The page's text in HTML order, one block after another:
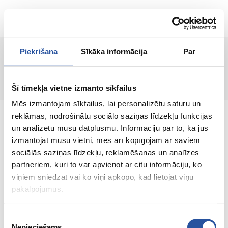
Piekrišana Sīkāka informācija Par
Šī tīmekļa vietne izmanto sīkfailus
Mēs izmantojam sīkfailus, lai personalizētu saturu un
reklāmas, nodrošinātu sociālo saziņas līdzekļu funkcijas
un analizētu mūsu datplūsmu. Informāciju par to, kā jūs
izmantojat mūsu vietni, mēs arī kopīgojam ar saviem
sociālās saziņas līdzekļu, reklamēšanas un analīzes
partneriem, kuri to var apvienot ar citu informāciju, ko
viņiem sniedzat vai ko viņi apkopo, kad lietojat viņu
pakalpojumus.
ET
Lehte ei leitud!
Veebipoodi soodsate hindade ja kvaliteetsete
toodetega, kus kliendi rahulolu on meie
peamine väärtus.
Koik sinu kodu ja aia jaoks!